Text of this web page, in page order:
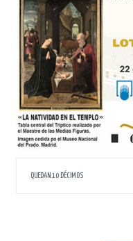
QUEDAN 10 DÉCIMOS